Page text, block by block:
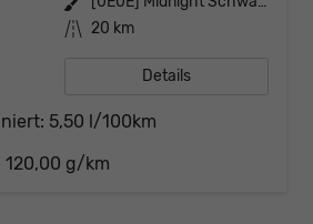
Kilometerstand 20 km
Details
5,50 l/100km
120,00 g/km